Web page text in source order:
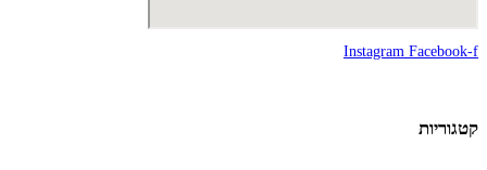
Instagram Facebook-f
קטגוריות